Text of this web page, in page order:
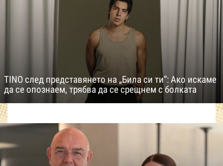
TINO след представянето на „Била си ти“: Ако искаме
да се опознаем, трябва да се срещнем с болката